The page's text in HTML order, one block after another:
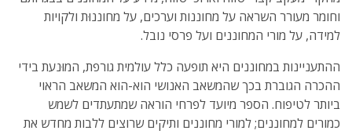
וחומר מעורר השראה על מחוננות וערכים, על מחוננוּת ולקויות
למידה, על מורי המחוננים ועל פרסי נובל.
ההתעניינות במחוננים היא תופעה כלל עולמית גורפת, המוּנעת בידי
ההכרה הגוברת בכך שהמשאב האנושי הוא-הוא המשאב הראוי
ביותר לטיפוח. הספר מיועד לפרחי הוראה שמתעתדים לשמש
כמורים למחוננים; למורי מחוננים ותיקים שרוצים ללבות מחדש את